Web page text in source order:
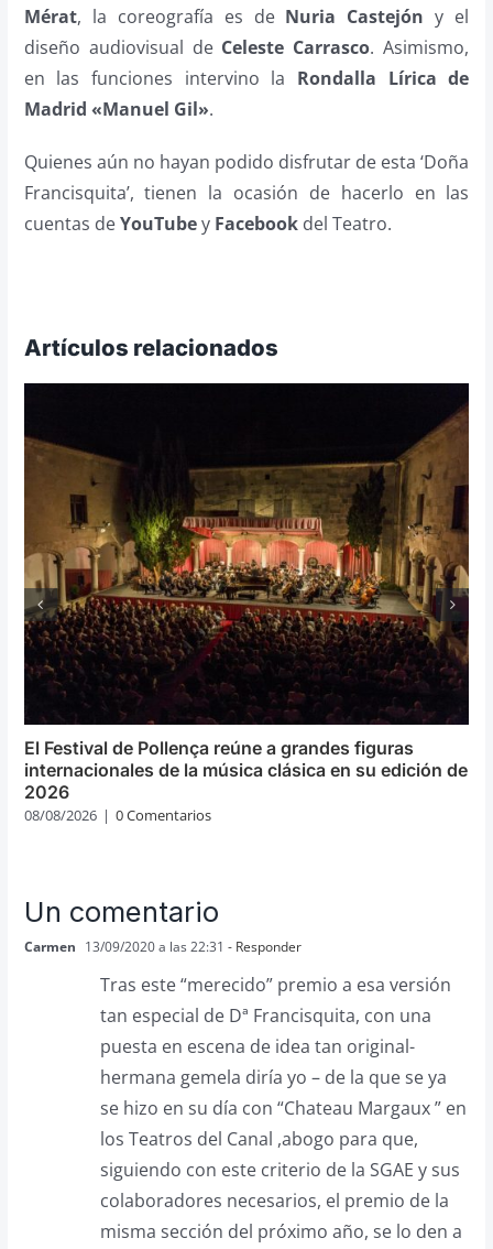
Mérat, la coreografía es de Nuria Castejón y el
diseño audiovisual de Celeste Carrasco. Asimismo,
en las funciones intervino la Rondalla Lírica de
Madrid «Manuel Gil».
Quienes aún no hayan podido disfrutar de esta ‘Doña
Francisquita’, tienen la ocasión de hacerlo en las
cuentas deYouTubey Facebookdel Teatro.
Artículos relacionados
El Festival de Pollença reúne a grandes figuras
internacionales de la música clásica en su edición de
2026
08/08/2026 | 0 Comentarios
Un comentario
Carmen 13/09/2020 a las 22:31 - Responder
Tras este “merecido” premio a esa versión
tan especial de Dª Francisquita, con una
puesta en escena de idea tan original-
hermana gemela diría yo – de la que se ya
se hizo en su día con “Chateau Margaux ” en
los Teatros del Canal ,abogo para que,
siguiendo con este criterio de la SGAE y sus
colaboradores necesarios, el premio de la
misma sección del próximo año, se lo den a